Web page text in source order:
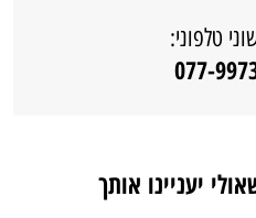
טלפוני:
יעניינו אותך